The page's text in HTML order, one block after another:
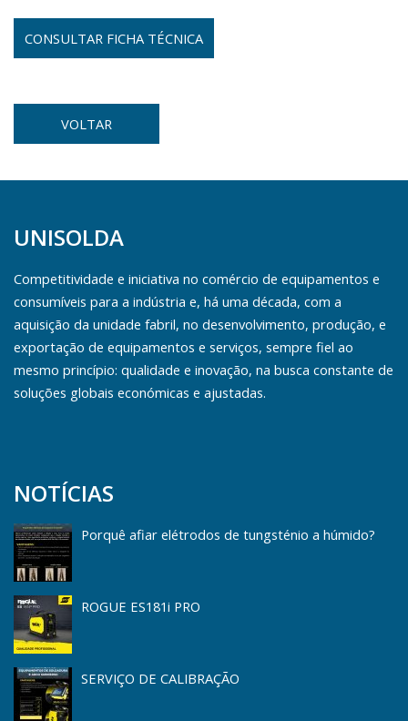
CONSULTAR FICHA TÉCNICA
VOLTAR
UNISOLDA
Competitividade e iniciativa no comércio de equipamentos e
consumíveis para a indústria e, há uma década, com a
aquisição da unidade fabril, no desenvolvimento, produção, e
exportação de equipamentos e serviços, sempre fiel ao
mesmo princípio: qualidade e inovação, na busca constante de
soluções globais económicas e ajustadas.
NOTÍCIAS
Porquê afiar elétrodos de tungsténio a húmido?
ROGUE ES181i PRO
SERVIÇO DE CALIBRAÇÃO